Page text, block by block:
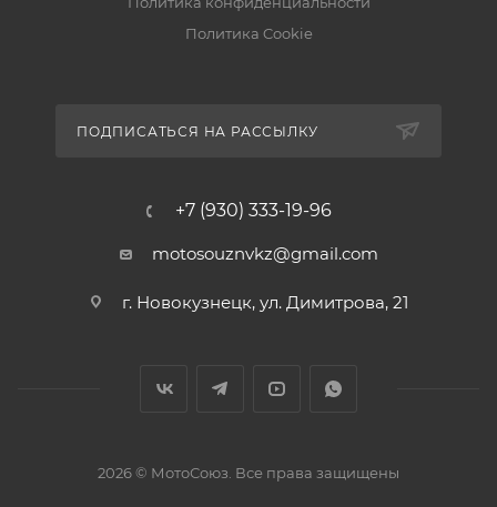
Политика Cookie
ПОДПИСАТЬСЯ НА РАССЫЛКУ
+7 (930) 333-19-96
motosouznvkz@gmail.com
г. Новокузнецк, ул. Димитрова, 21
2026 © МотоСоюз. Все права защищены